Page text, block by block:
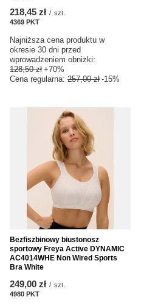
218,45 zł / szt.
4369 PKT
Najniższa cena produktu w
okresie 30 dni przed
wprowadzeniem obniżki:
128,50 zł +70%
Cena regularna: 257,00 zł -15%
Bezfiszbinowy biustonosz
sportowy Freya Active DYNAMIC
AC4014WHE Non Wired Sports
Bra White
249,00 zł / szt.
4980 PKT